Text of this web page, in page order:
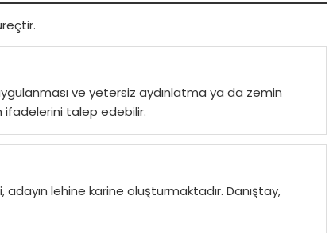
ve yetersiz aydınlatma ya da zemin
ifadelerini talep edebilir.
lehine karine oluşturmaktadır. Danıştay,